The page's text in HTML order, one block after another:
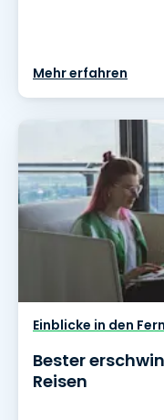
Mehr erfahren
Einblicke in den
Bester
Reisen